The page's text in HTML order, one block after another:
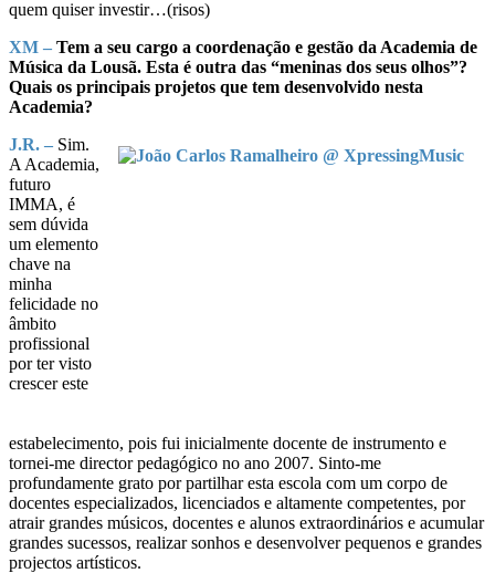
quem quiser investir…(risos)
XM – Tem a seu cargo a coordenação e gestão da Academia de
Música da Lousã. Esta é outra das “meninas dos seus olhos”?
Quais os principais projetos que tem desenvolvido nesta
Academia?
J.R. – Sim.
A Academia,
futuro
IMMA, é
sem dúvida
um elemento
chave na
minha
felicidade no
âmbito
profissional
por ter visto
crescer este
estabelecimento, pois fui inicialmente docente de instrumento e
tornei-me director pedagógico no ano 2007. Sinto-me
profundamente grato por partilhar esta escola com um corpo de
docentes especializados, licenciados e altamente competentes, por
atrair grandes músicos, docentes e alunos extraordinários e acumular
grandes sucessos, realizar sonhos e desenvolver pequenos e grandes
projectos artísticos.